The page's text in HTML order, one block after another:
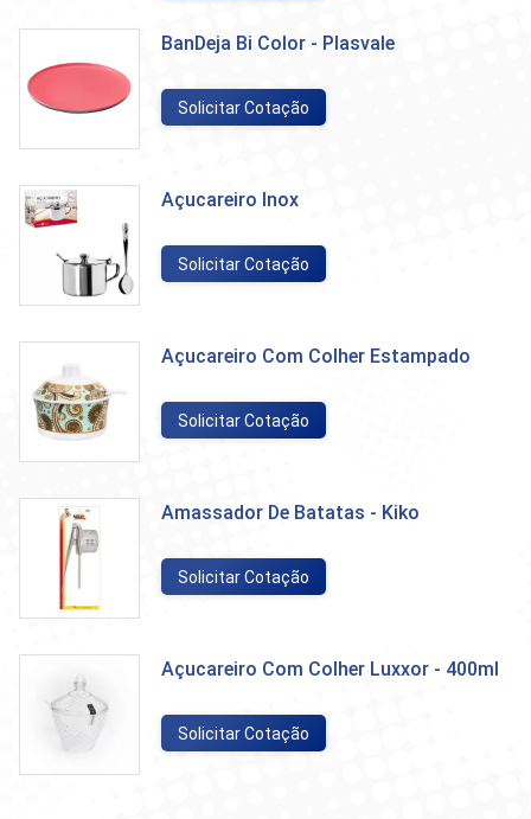
BanDeja Bi Color - Plasvale
Solicitar Cotação
Açucareiro Inox
Solicitar Cotação
Açucareiro Com Colher Estampado
Solicitar Cotação
Amassador De Batatas - Kiko
Solicitar Cotação
Açucareiro Com Colher Luxxor - 400ml
Solicitar Cotação